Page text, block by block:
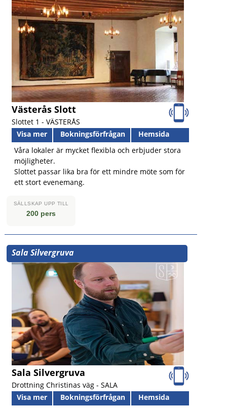
Västerås Slott
Slottet 1 - VÄSTERÅS
Visa mer
Bokningsförfrågan
Hemsida
Våra lokaler är mycket flexibla och erbjuder stora
möjligheter.
Slottet passar lika bra för ett mindre möte som för
ett stort evenemang.
SÄLLSKAP UPP TILL
200 pers
Sala Silvergruva
Sala Silvergruva
Drottning Christinas väg - SALA
Visa mer
Bokningsförfrågan
Hemsida